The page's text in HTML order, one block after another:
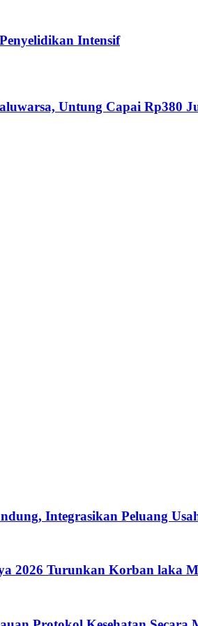
Intensif
Untung Capai Rp380
Integrasikan Peluang
2026 Turunkan Korban laka